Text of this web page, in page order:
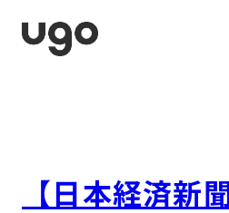
【日本経済新